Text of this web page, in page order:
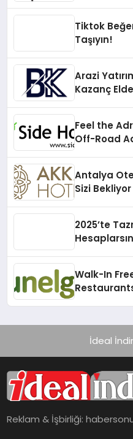
Tiktok
Taşıyın!
Arazi
Kazanç
Feel the
Off-Road
Antalya
Sizi Bekliyor
2025’te
Walk-In
İdeal
Reklam & İşbirliği: